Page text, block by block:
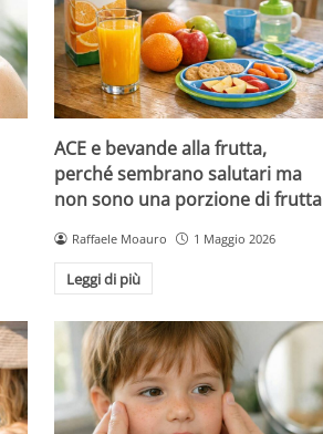
ACE e bevande alla frutta,
perché sembrano salutari ma
non sono una porzione di frutta
Raffaele Moauro 1 Maggio 2026
Leggi di più